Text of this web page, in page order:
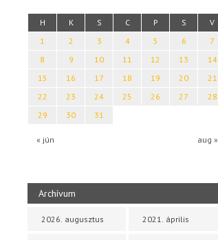
H K S C P S V
« jún aug »
1 2 3 4 5 6
7
8
9 10 11 12 13
14
15
16 17 18 19 20
21
22
23 24 25 26 27
28
29
30 31
Archívum
2026. augusztus 2021. április